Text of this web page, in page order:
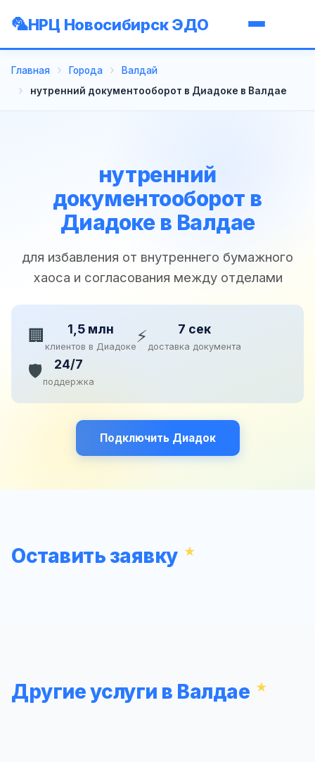
НРЦ Новосибирск ЭДО
Главная Города
Валдай
нутренний документооборот в Диадоке в Валдае
нутренний
документооборот в
Диадоке в Валдае
для избавления от внутреннего бумажного
хаоса и согласования между отделами
🏢 1,5 млн
клиентов в Диадоке⚡ 7 сек
доставка документа
🛡️ 24/7
поддержка
Подключить Диадок
Оставить заявку
Другие услуги в Валдае